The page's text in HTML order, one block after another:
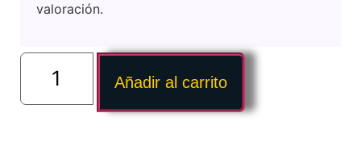
valoración.
Añadir al carrito